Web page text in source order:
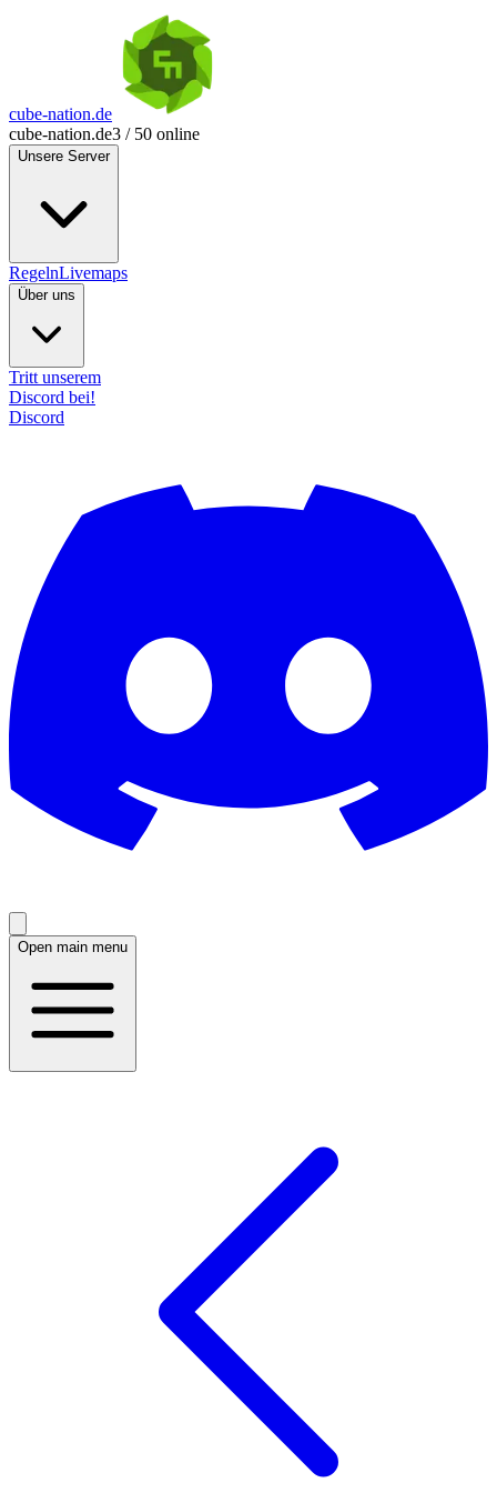
cube-nation.de
cube-nation.de3 / 50 online
Unsere Server
RegelnLivemaps
Über uns
Tritt unserem
Discord bei!
Discord
Open main menu